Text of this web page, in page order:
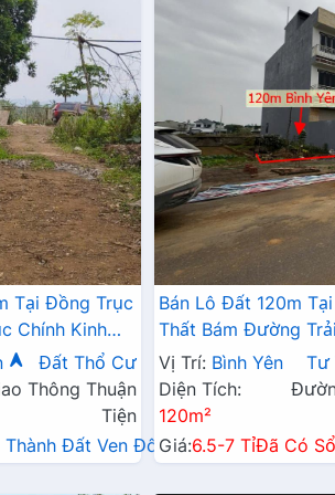
Tại Đồng Trục
Chính Kinh
Đất Thổ Cư
Thông Thuận
Tiện
Thành Đất Ven Đô→
Bán Lô Đất 120m
Thất Bám Đường
Tận Đất Dân Cư
Đầu Tư Sinh Lời
Vị Trí: Bình Yên Tư
Diện Tích:
120m²
Giá:6.5-7 TỉĐã Có Sổ